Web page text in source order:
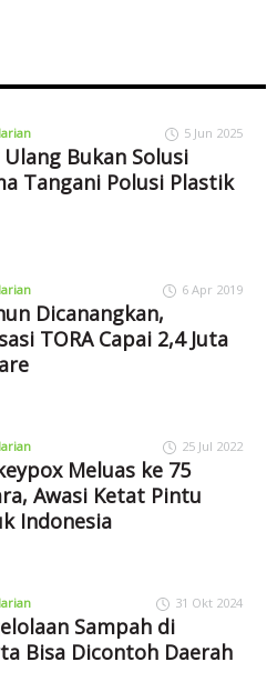
5 Jun 2025
Ulang Bukan Solusi
Tangani Polusi Plastik
6 Apr 2019
Dicanangkan,
TORA Capai 2,4 Juta
25 Jul 2022
Meluas ke 75
Awasi Ketat Pintu
Indonesia
31 Okt 2024
Sampah di
Bisa Dicontoh Daerah